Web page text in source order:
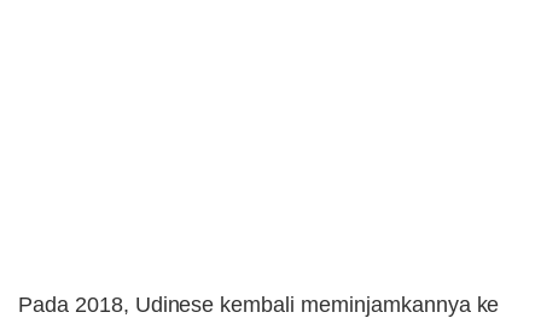
Pada 2018, Udinese kembali meminjamkannya ke